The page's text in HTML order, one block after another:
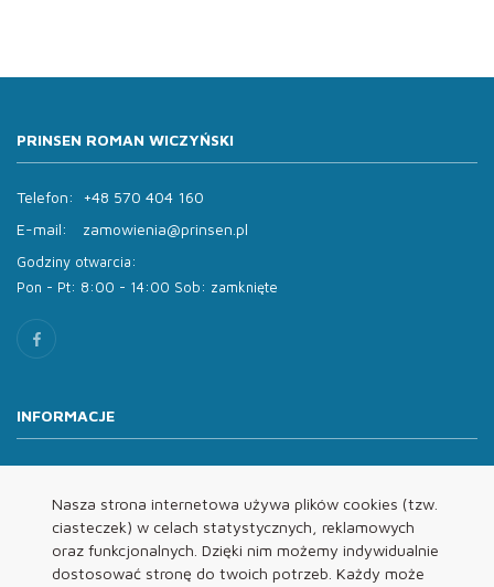
Nasza strona internetowa używa plików cookies (tzw.
ciasteczek) w celach statystycznych, reklamowych
oraz funkcjonalnych. Dzięki nim możemy indywidualnie
dostosować stronę do twoich potrzeb. Każdy może
PRINSEN ROMAN WICZYŃSKI
Telefon:
+48 570 404 160
E-mail:
zamowienia@prinsen.pl
Godziny otwarcia:
Pon - Pt: 8:00 - 14:00 Sob: zamknięte
INFORMACJE
Oferta
Kontakt
REGULAMINY